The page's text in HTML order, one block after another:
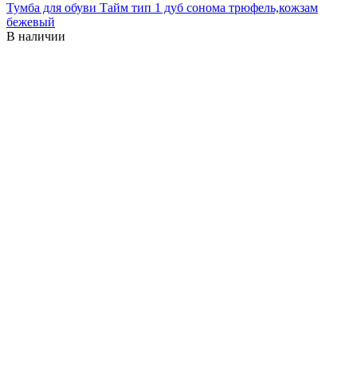
Тумба для обуви Тайм тип 1 дуб сонома трюфель,кожзам
бежевый
В наличии